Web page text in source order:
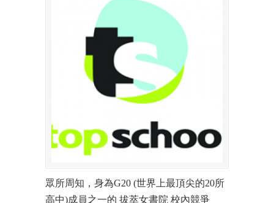
眾所周知，身為G20 (世界上最頂尖的20所
高中)成員之一的 拔萃女書院 校內競爭